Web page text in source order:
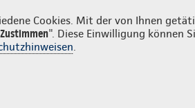
Cookies. Mit der von Ihnen
Zustimmen". Diese Einwilligung können
.